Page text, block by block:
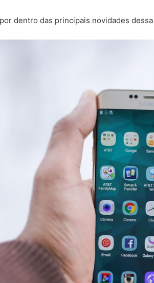
dentro das principais novidades